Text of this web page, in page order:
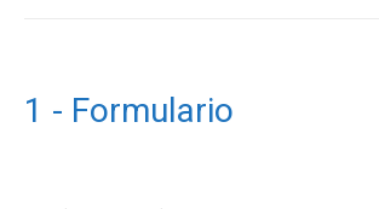
1 - Formulario